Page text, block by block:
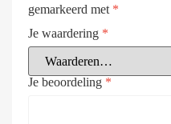
gemarkeerd met *
Je waardering *
Je beoordeling *